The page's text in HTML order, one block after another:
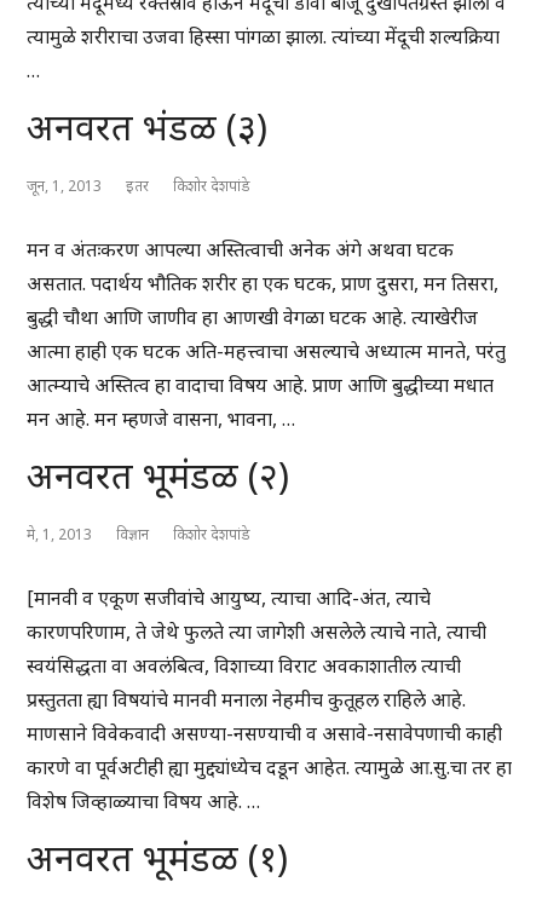
त्यामुळे शरीराचा उजवा हिस्सा पांगळा झाला. त्यांच्या मेंदूची शल्यक्रिया
…
अनवरत भंडळ (३)
जून, 1, 2013 इतर किशोर देशपांडे
मन व अंतःकरण आपल्या अस्तित्वाची अनेक अंगे अथवा घटक
असतात. पदार्थय भौतिक शरीर हा एक घटक, प्राण दुसरा, मन तिसरा,
बुद्धी चौथा आणि जाणीव हा आणखी वेगळा घटक आहे. त्याखेरीज
आत्मा हाही एक घटक अति-महत्त्वाचा असल्याचे अध्यात्म मानते, परंतु
आत्म्याचे अस्तित्व हा वादाचा विषय आहे. प्राण आणि बुद्धीच्या मधात
मन आहे. मन म्हणजे वासना, भावना, …
अनवरत भूमंडळ (२)
मे, 1, 2013 विज्ञान किशोर देशपांडे
[मानवी व एकूण सजीवांचे आयुष्य, त्याचा आदि-अंत, त्याचे
कारणपरिणाम, ते जेथे फुलते त्या जागेशी असलेले त्याचे नाते, त्याची
स्वयंसिद्धता वा अवलंबित्व, विशाच्या विराट अवकाशातील त्याची
प्रस्तुतता ह्या विषयांचे मानवी मनाला नेहमीच कुतूहल राहिले आहे.
माणसाने विवेकवादी असण्या-नसण्याची व असावे-नसावेपणाची काही
कारणे वा पूर्वअटीही ह्या मुद्द्यांध्येच दडून आहेत. त्यामुळे आ.सु.चा तर हा
विशेष जिव्हाळ्याचा विषय आहे. …
अनवरत भूमंडळ (१)